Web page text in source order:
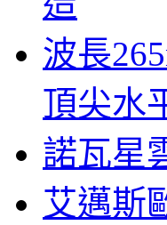
波長
頂尖水
諾瓦星
艾邁斯